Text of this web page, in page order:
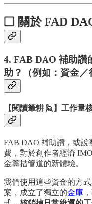
❏ 關於 FAD
4. FAB DAO 補助讚
助？（例如：資金／
【閱讀筆耕 🙋】工作量
FAB DAO 補助讚，或說
費，對於創作者經濟
金籌措管道的新體驗。
我們使用這些資金的方式
案，成立了獨立的金庫